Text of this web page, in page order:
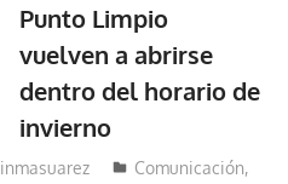
Punto Limpio
vuelven a abrirse
dentro del horario de
invierno
inmasuarez Comunicación,